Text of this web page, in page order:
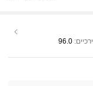
ירכיים: 96.0